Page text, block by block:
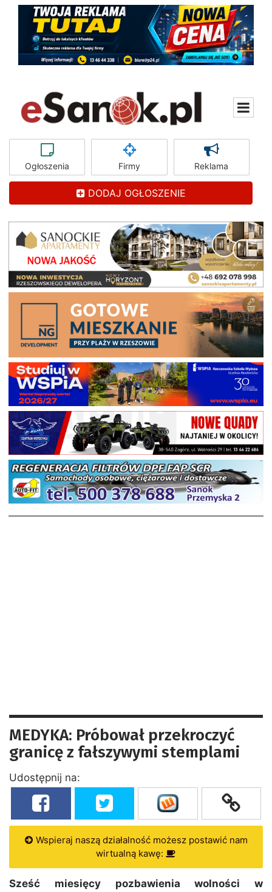
Ogłoszenia Firmy Reklama
DODAJ OGŁOSZENIE
MEDYKA: Próbował przekroczyć
granicę z fałszywymi stemplami
Udostępnij na:
Wspieraj naszą działalność możesz postawić nam
wirtualną kawę:
Sześć miesięcy pozbawienia wolności w